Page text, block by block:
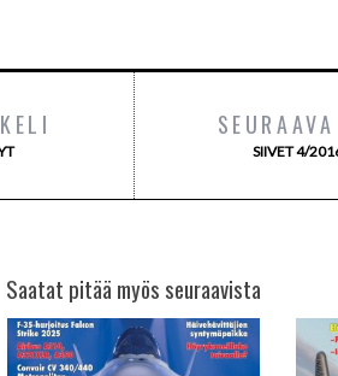
SIIVET 4/
Saatat pitää myös seuraavista